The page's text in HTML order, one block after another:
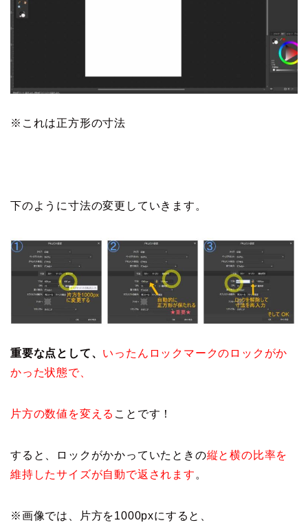
※これは正方形の寸法
下のように寸法の変更していきます。
重要な点として、 いったんロックマークのロックがか
かった状態で、
片方の数値を変える ことです！
すると、ロックがかかっていたときの縦と横の比率を
維持したサイズが自動で返されます。
※画像では、片方を1000pxにすると、